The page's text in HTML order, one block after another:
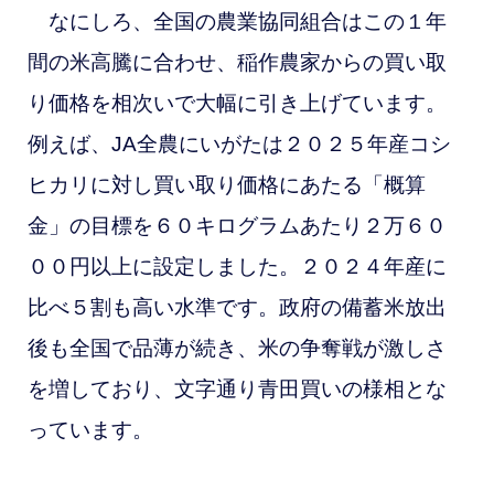
なにしろ、全国の農業協同組合はこの１年
間の米高騰に合わせ、稲作農家からの買い取
り価格を相次いで大幅に引き上げています。
例えば、 JA全農にいがたは２０２５年産コシ
ヒカリに対し買い取り価格にあたる「概算
金」の目標を６０キログラムあたり２万６０
００円以上に設定しました。２０２４年産に
比べ５割も高い水準です。政府の備蓄米放出
後も全国で品薄が続き、米の争奪戦が激しさ
を増しており、文字通り青田買いの様相とな
っています。